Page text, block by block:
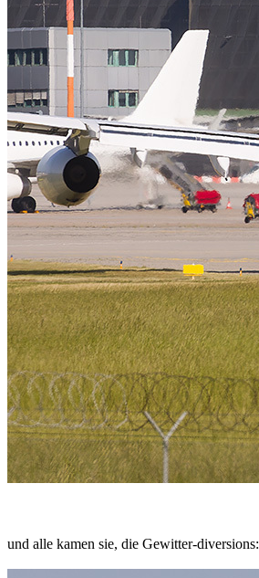
und alle kamen sie, die Gewitter-diversions: